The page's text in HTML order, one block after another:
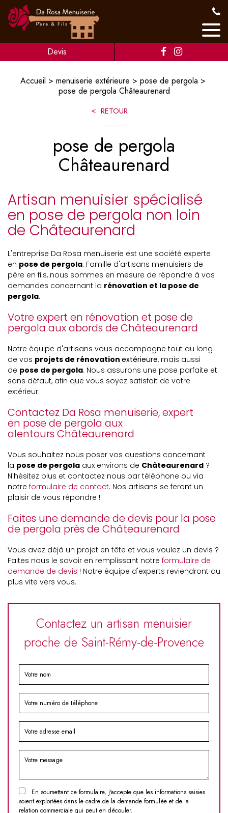
Devis
Accueil menuiserie extérieure
pose de pergola
pose de pergola Châteaurenard
RETOUR
pose de pergola
Châteaurenard
Artisan menuisier spécialisé
en pose de pergola non loin
de Châteaurenard
L'entreprise Da Rosa menuiserie est une société experte
en pose de pergola. Famille d'artisans menuisiers de
père en fils, nous sommes en mesure de répondre à vos
demandes concernant la rénovation et la pose de
pergola.
Votre expert en rénovation et pose de
pergola aux abords de Châteaurenard
Notre équipe d'artisans vous accompagne tout au long
de vos projets de rénovation extérieure, mais aussi
de pose de pergola. Nous assurons une pose parfaite et
sans défaut, afin que vous soyez satisfait de votre
extérieur.
Contactez Da Rosa menuiserie, expert
en pose de pergola aux
alentours Châteaurenard
Vous souhaitez nous poser vos questions concernant
la pose de pergola aux environs de Châteaurenard ?
N'hésitez plus et contactez nous par téléphone ou via
notre formulaire de contact. Nos artisans se feront un
plaisir de vous répondre !
Faites une demande de devis pour la pose
de pergola près de Châteaurenard
Vous avez déjà un projet en tête et vous voulez un devis ?
Faites nous le savoir en remplissant notre formulaire de
demande de devis ! Notre équipe d'experts reviendront au
plus vite vers vous.
Contactez un artisan menuisier
proche de Saint-Rémy-de-Provence
En soumettant ce formulaire, j'accepte que les informations saisies
soient exploitées dans le cadre de la demande formulée et de la
relation commerciale qui peut en découler.